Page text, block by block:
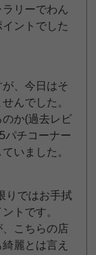
リーでわん
ントでした
、今日はそ
んでした。
か(過去レビ
パチコーナー
いました。
りではお手拭
トです。
こちらの店
麗とは言え